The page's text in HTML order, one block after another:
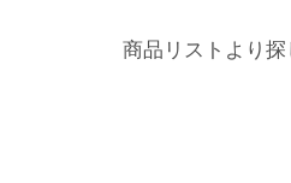
商品リストより探